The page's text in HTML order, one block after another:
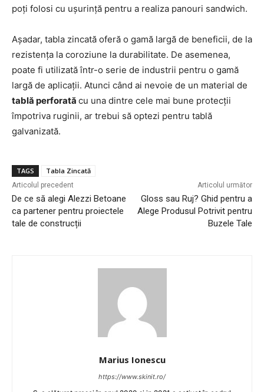
poți folosi cu ușurință pentru a realiza panouri sandwich.
Așadar, tabla zincată oferă o gamă largă de beneficii, de la
rezistența la coroziune la durabilitate. De asemenea,
poate fi utilizată într-o serie de industrii pentru o gamă
largă de aplicații. Atunci când ai nevoie de un material de
tablă perforată cu una dintre cele mai bune protecții
împotriva ruginii, ar trebui să optezi pentru tablă
galvanizată.
TAGS Tabla Zincată
Articolul precedent
De ce să alegi Alezzi Betoane
ca partener pentru proiectele
tale de construcții
Articolul următor
Gloss sau Ruj? Ghid pentru a
Alege Produsul Potrivit pentru
Buzele Tale
Marius Ionescu
https://www.skinit.ro/